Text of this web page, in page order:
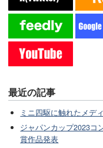
最近の記事
ミニ四駆に触れたメデ
ジャパンカップ2023コ
賞作品発表